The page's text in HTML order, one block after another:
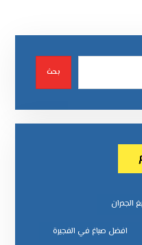
بحث
افضل صباغ في الفجيرة